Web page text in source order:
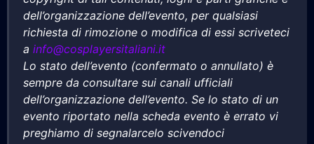
dell’organizzazione dell’evento, per qualsiasi
richiesta di rimozione o modifica di essi scriveteci
a info@cosplayersitaliani.it
Lo stato dell’evento (confermato o annullato) è
sempre da consultare sui canali ufficiali
dell’organizzazione dell’evento. Se lo stato di un
evento riportato nella scheda evento è errato vi
preghiamo di segnalarcelo scivendoci